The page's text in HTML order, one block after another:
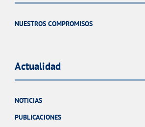
NUESTROS COMPROMISOS
Actualidad
NOTICIAS
PUBLICACIONES